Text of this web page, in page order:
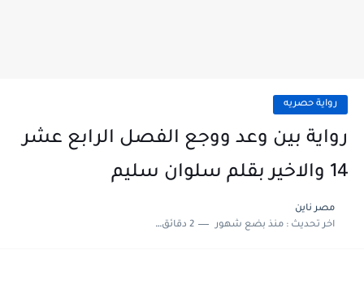
رواية حصريه
رواية بين وعد ووجع الفصل الرابع عشر
14 والاخير بقلم سلوان سليم
مصر ناين
اخر تحديث :منذ بضع شهور 2 دقائق للقراءة